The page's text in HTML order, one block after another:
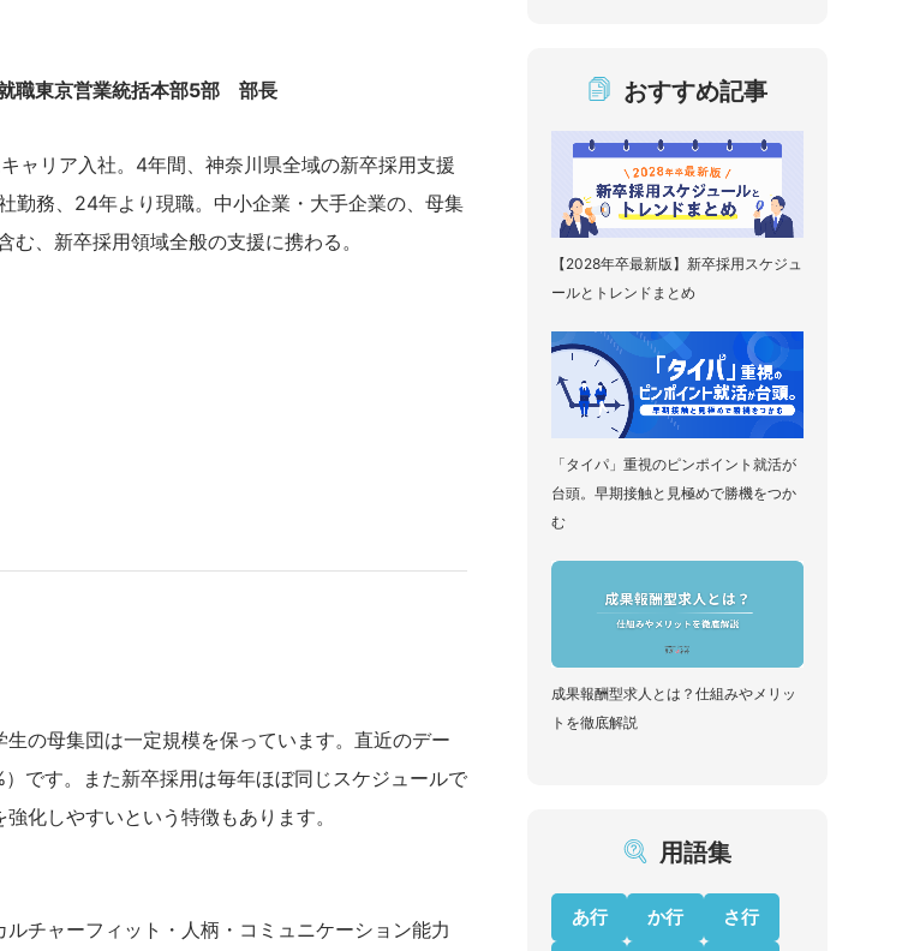
職東京営業統括本部5部 部長
ャリア入社。4年間、神奈川県全域の新卒採用支援
勤務、24年より現職。中小企業・大手企業の、母集
む、新卒採用領域全般の支援に携わる。
の母集団は一定規模を保っています。直近のデー
です。また新卒採用は毎年ほぼ同じスケジュールで
化しやすいという特徴もあります。
チャーフィット・人柄・コミュニケーション能力
おすすめ記事
【2028年卒最新版】新卒採用スケジュ
ールとトレンドまとめ
「タイパ」重視のピンポイント就活が
台頭。早期接触と見極めで勝機をつか
む
成果報酬型求人とは？仕組みやメリッ
トを徹底解説
用語集
あ行 か行 さ行